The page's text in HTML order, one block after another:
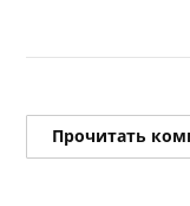
Прочитать